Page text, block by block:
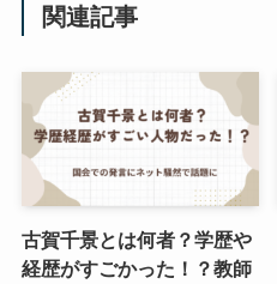
関連記事
古賀千景とは何者？学歴や
経歴がすごかった！？教師